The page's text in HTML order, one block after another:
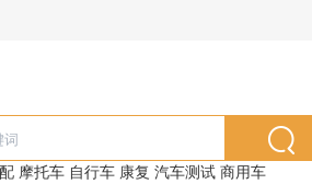
摩托车 自行车 康复 汽车测试 商用车